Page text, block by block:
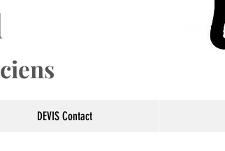
ciens
DEVIS Contact